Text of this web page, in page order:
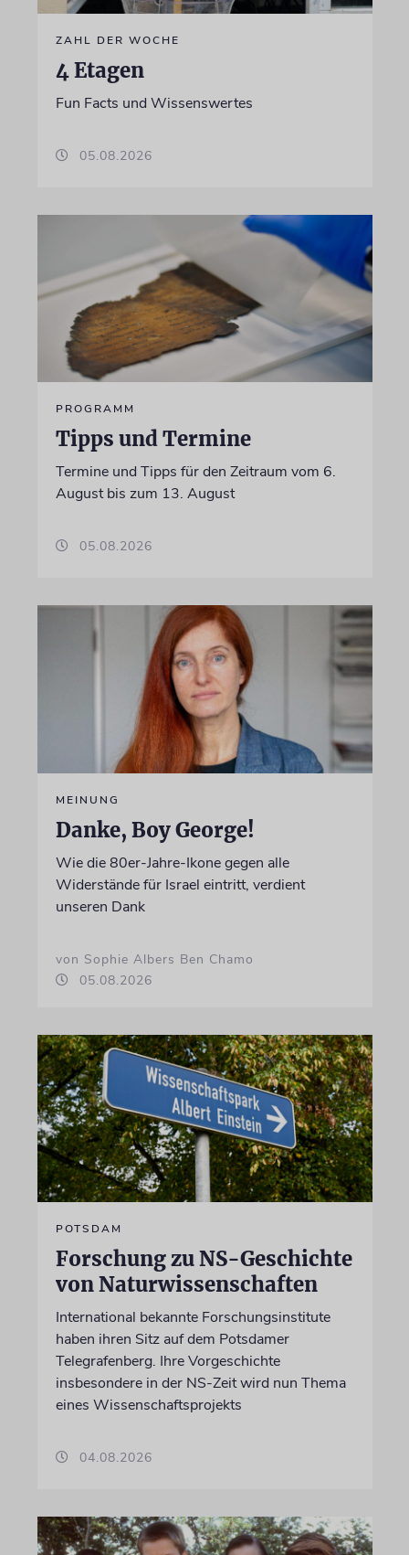
ZAHL DER WOCHE
4 Etagen
Fun Facts und Wissenswertes
05.08.2026
PROGRAMM
Tipps und Termine
Termine und Tipps für den Zeitraum vom 6.
August bis zum 13. August
05.08.2026
MEINUNG
Danke, Boy George!
Wie die 80er-Jahre-Ikone gegen alle
Widerstände für Israel eintritt, verdient
unseren Dank
von Sophie Albers Ben Chamo
05.08.2026
POTSDAM
Forschung zu NS-Geschichte
von Naturwissenschaften
International bekannte Forschungsinstitute
haben ihren Sitz auf dem Potsdamer
Telegrafenberg. Ihre Vorgeschichte
insbesondere in der NS-Zeit wird nun Thema
eines Wissenschaftsprojekts
04.08.2026